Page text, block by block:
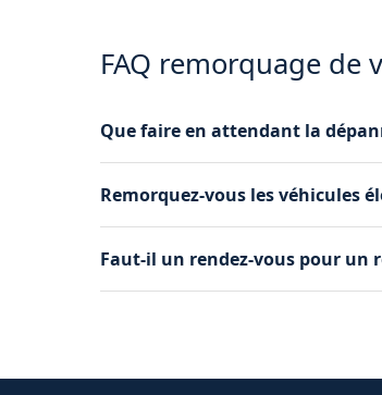
FAQ remorquage de
Que faire en attendant la
posez le triangle de signalisation
Remorquez-vous les véhicules
indispensable pour ne pas
Faut-il un rendez-vous pour un